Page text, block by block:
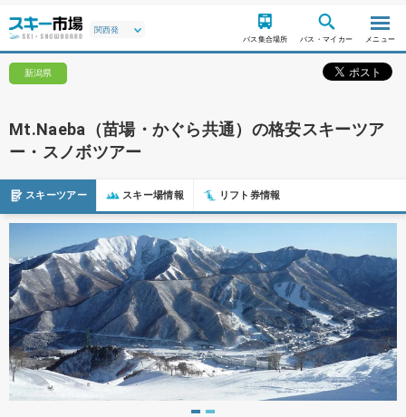
バス集合場所 バス・マイカー メニュー
新潟県
Mt.Naeba（苗場・かぐら共通）の格安スキーツア
ー・スノボツアー
スキーツアー スキー場情報 リフト券情報